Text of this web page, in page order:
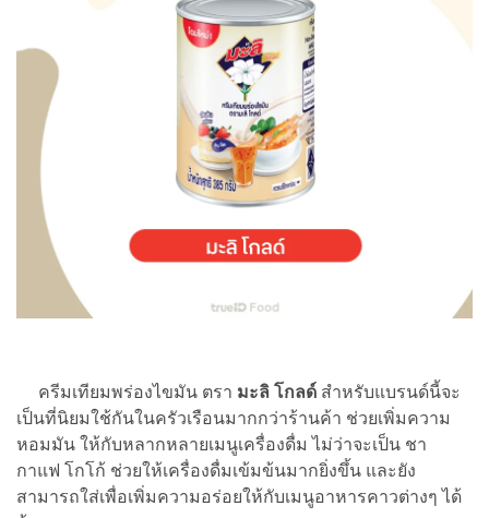
ครีมเทียมพร่องไขมัน ตรา มะลิ โกลด์ สำหรับแบรนด์นี้จะ
เป็นที่นิยมใช้กันในครัวเรือนมากกว่าร้านค้า ช่วยเพิ่มความ
หอมมัน ให้กับหลากหลายเมนูเครื่องดื่ม ไม่ว่าจะเป็น ชา
กาแฟ โกโก้ ช่วยให้เครื่องดื่มเข้มข้นมากยิ่งขึ้น และยัง
สามารถใส่เพื่อเพิ่มความอร่อยให้กับเมนูอาหารคาวต่างๆ ได้